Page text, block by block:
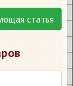
статья